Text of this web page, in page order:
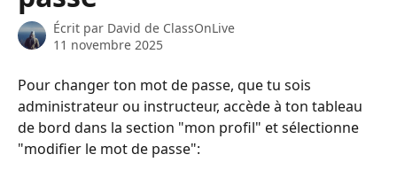
Écrit par David de ClassOnLive
11 novembre 2025
Pour changer ton mot de passe, que tu sois
administrateur ou instructeur, accède à ton tableau
de bord dans la section "mon profil" et sélectionne
"modifier le mot de passe":